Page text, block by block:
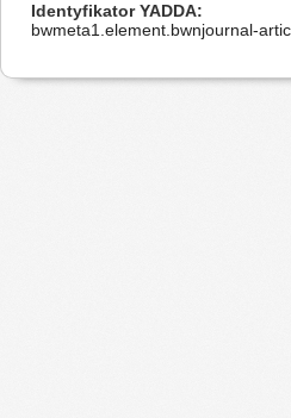
Identyfikator YADDA
bwmeta1.element.bwnjournal-